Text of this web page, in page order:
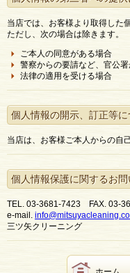
当店では、お客様より取得した
ただし、次の場合は除きます。
ご本人の同意がある場合
警察からの要請など、官公
法律の適用を受ける場合
個人情報の開示、訂正等に
当店は、お客様ご本人からの自
個人情報保護に関するお
TEL. 03-3681-7423 FAX. 03-
e-mail.
三ツ矢クリーニング